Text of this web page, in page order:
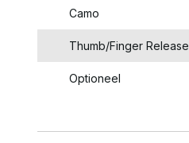
Camo
Thumb/Finger Release
Optioneel